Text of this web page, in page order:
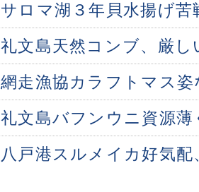
サロマ湖３年貝水揚げ苦
礼文島天然コンブ、厳し
網走漁協カラフトマス
礼文島バフンウニ資源薄
八戸港スルメイカ好気